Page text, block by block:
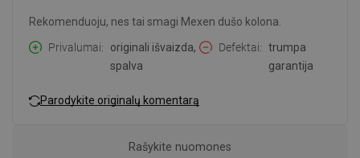
Rekomenduoju, nes tai smagi Mexen dušo kolona.
Privalumai
originali išvaizda,
spalva
Defektai
trumpa
garantija
Parodykite originalų komentarą
Rašykite nuomones